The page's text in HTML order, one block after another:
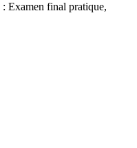
Examen final pratique,